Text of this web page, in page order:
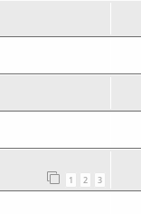
1 2 3